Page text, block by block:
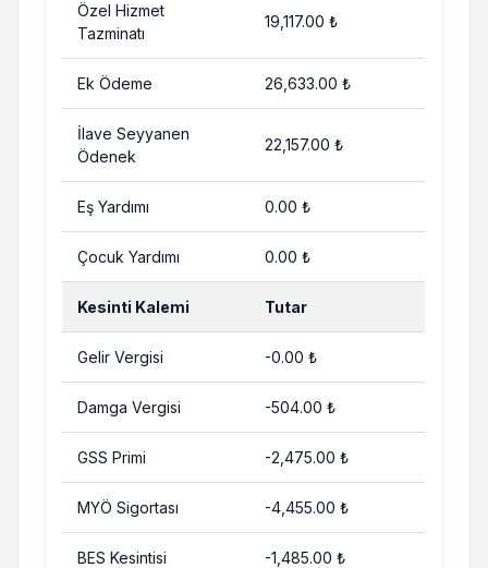
Özel Hizmet
Tazminatı
19,117.00 ₺
Ek Ödeme 26,633.00 ₺
İlave Seyyanen
Ödenek
22,157.00 ₺
Eş Yardımı 0.00 ₺
Çocuk Yardımı 0.00 ₺
Kesinti Kalemi Tutar
Gelir Vergisi -0.00 ₺
Damga Vergisi -504.00 ₺
GSS Primi -2,475.00 ₺
MYÖ Sigortası -4,455.00 ₺
BES Kesintisi -1,485.00 ₺